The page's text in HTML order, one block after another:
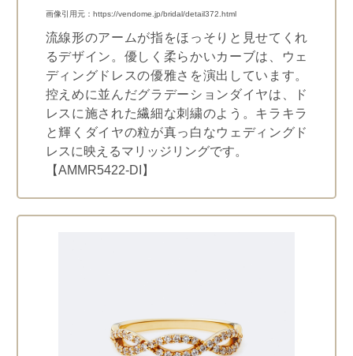
画像引用元：https://vendome.jp/bridal/detail372.html
流線形のアームが指をほっそりと見せてくれ
るデザイン。優しく柔らかいカーブは、ウェ
ディングドレスの優雅さを演出しています。
控えめに並んだグラデーションダイヤは、ド
レスに施された繊細な刺繍のよう。キラキラ
と輝くダイヤの粒が真っ白なウェディングド
レスに映えるマリッジリングです。
【AMMR5422-DI】